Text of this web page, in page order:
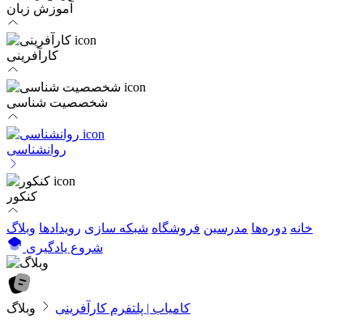
آموزش زبان
کارآفرینی
شخصصیت شناسی
روانشناسی
کنکور
خانه دوره‌ها مدرسین فروشگاه شبکه سازی رویداد‌ها وبلاگ
شروع یادگیری
کامیاب | پلتفرم کارآفرینی وبلاگ